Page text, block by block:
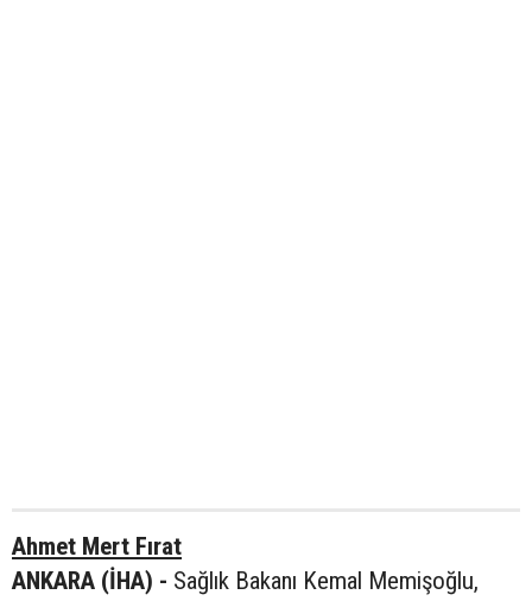
Ahmet Mert Fırat
ANKARA (İHA) - Sağlık Bakanı Kemal Memişoğlu,